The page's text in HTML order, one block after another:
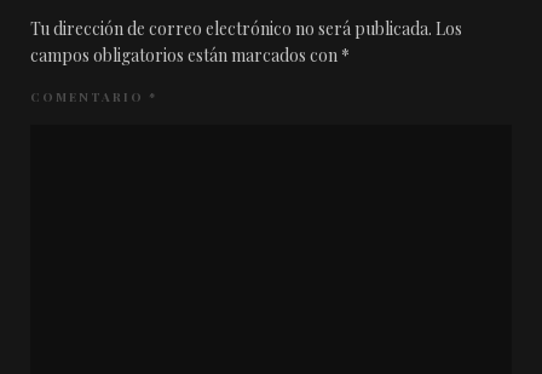
Tu dirección de correo electrónico no será publicada. Los
campos obligatorios están marcados con *
COMENTARIO *